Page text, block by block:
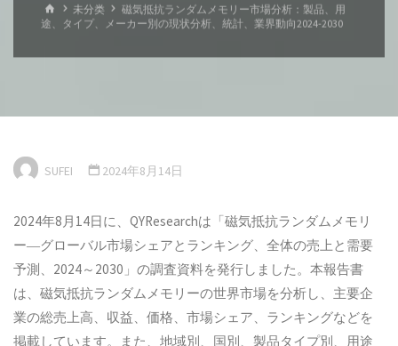
ホ
ー
未分类
磁気抵抗ランダムメモリー市場分析：製品、用
途、タイプ、メーカー別の現状分析、統計、業界動向2024-2030
SUFEI 2024年8月14日
2024年8月14日に、QYResearchは「磁気抵抗ランダムメモリ
ー―グローバル市場シェアとランキング、全体の売上と需要
予測、2024～2030」の調査資料を発行しました。本報告書
は、磁気抵抗ランダムメモリーの世界市場を分析し、主要企
業の総売上高、収益、価格、市場シェア、ランキングなどを
掲載しています。また、地域別、国別、製品タイプ別、用途